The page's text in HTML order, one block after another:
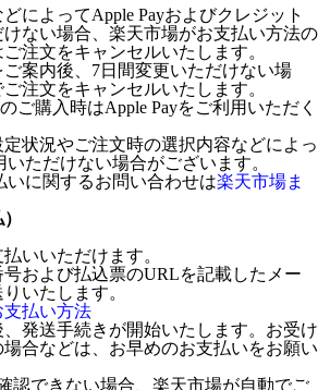
によってApple Payおよびクレジット
ない場合、楽天市場がお支払い方法の
注文をキャンセルいたします。
案内後、7日間変更いただけない場
注文をキャンセルいたします。
ご購入時はApple Payをご利用いただく
状況やご注文時の選択内容などによっ
いただけない場合がございます。
いに関するお問い合わせは楽天市場ま
いいただけます。
および払込票のURLを記載したメー
いたします。
払い方法
発送手続きが開始いたします。お受け
合などは、お早めのお支払いをお願い
認できない場合、楽天市場が自動でご